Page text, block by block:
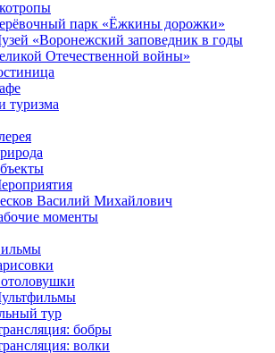
парк «Ёжкины дорожки»
«Воронежский заповедник в годы
Отечественной войны»
туризма
Василий Михайлович
моменты
тур
бобры
волки